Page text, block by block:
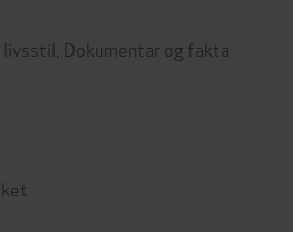
livsstil Dokumentar og fakta